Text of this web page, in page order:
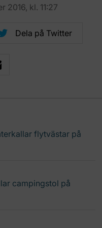
2016, kl. 11:27
Dela på Twitter
flytvästar på
campingstol på